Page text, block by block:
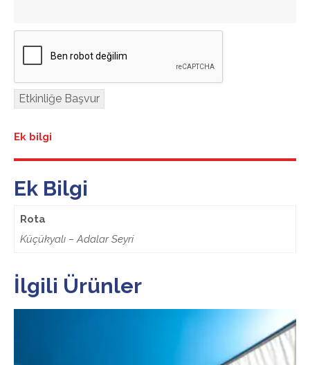
Ek bilgi
Ek Bilgi
Rota
Küçükyalı – Adalar Seyri
İlgili Ürünler